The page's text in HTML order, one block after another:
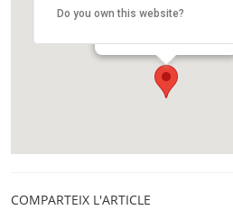
Centre Cívic Trinitat Vella
Carrer Foradada, 36
Do you own this website?
COMPARTEIX L'ARTICLE